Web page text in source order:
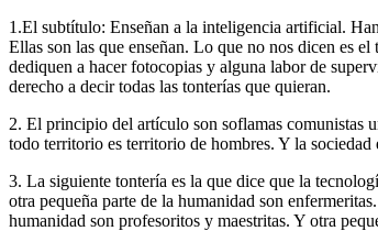
1.El subtítulo: Enseñan a la inteligencia artificial.
Ellas son las que enseñan. Lo que no nos dicen es
dediquen a hacer fotocopias y alguna labor de
derecho a decir todas las tonterías que quieran.
2. El principio del artículo son soflamas comunistas
todo territorio es territorio de hombres. Y la sociedad
3. La siguiente tontería es la que dice que la
otra pequeña parte de la humanidad son
humanidad son profesoritos y maestritas. Y otra